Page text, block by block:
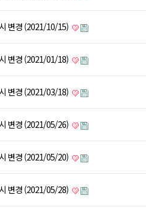
변경 (2021/10/15)
변경 (2021/01/18)
변경 (2021/03/18)
변경 (2021/05/26)
변경 (2021/05/20)
변경 (2021/05/28)